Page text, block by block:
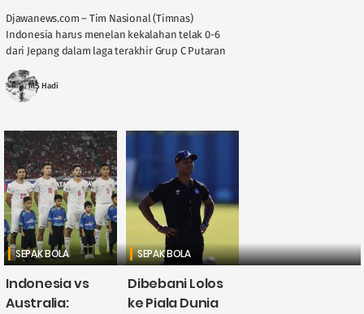
Djawanews.com – Tim Nasional (Timnas)
Indonesia harus menelan kekalahan telak 0-6
dari Jepang dalam laga terakhir Grup C Putaran
Ketiga Kualifikasi Piala Dunia 2026 di Stadion
Suita, Selasa, 11 ....
MS Hadi
SEPAK BOLA
Indonesia vs
Australia:
SEPAK BOLA
Dibebani Lolos
ke Piala Dunia